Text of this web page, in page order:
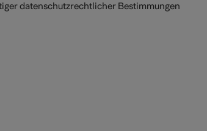
datenschutzrechtlicher Bestimmungen